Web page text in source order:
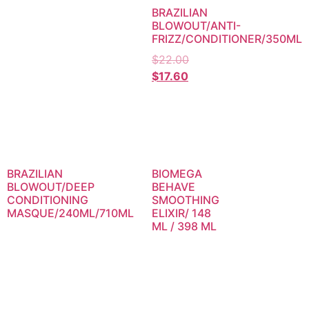
BRAZILIAN
BLOWOUT/ANTI-
FRIZZ/CONDITIONER/350ML
$22.00
$17.60
BRAZILIAN
BLOWOUT/DEEP
CONDITIONING
MASQUE/240ML/710ML
BIOMEGA
BEHAVE
SMOOTHING
ELIXIR/ 148
ML / 398 ML